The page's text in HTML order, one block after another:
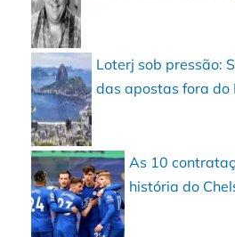
Loterj sob pressão:
das apostas fora do
As 10
história do